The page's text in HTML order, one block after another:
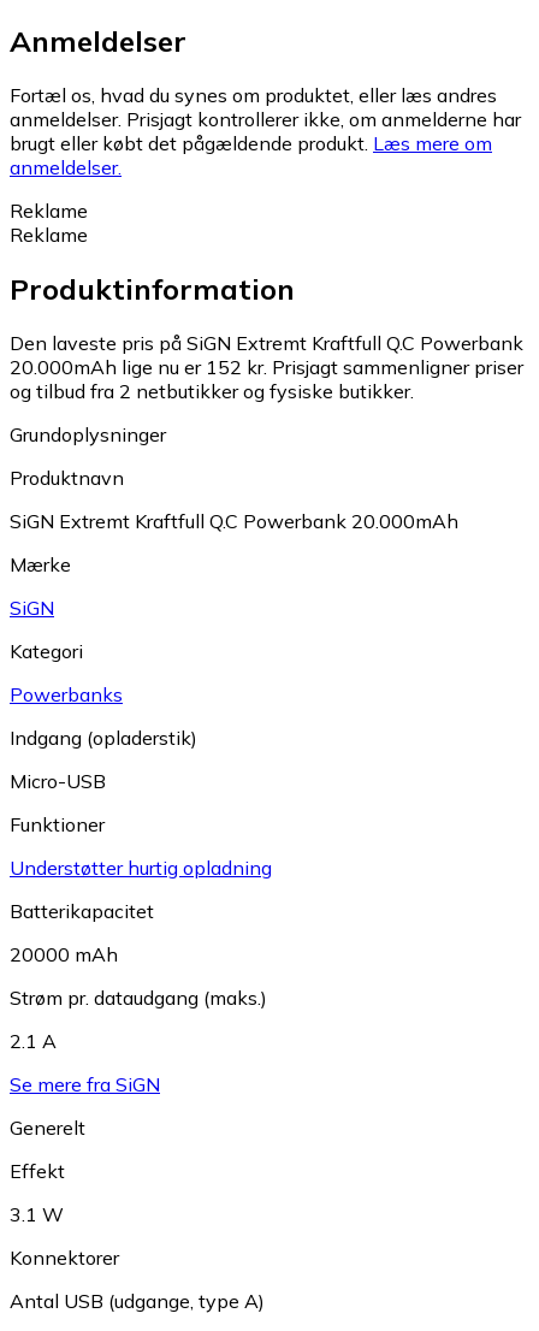
Anmeldelser
Fortæl os, hvad du synes om produktet, eller læs andres
anmeldelser. Prisjagt kontrollerer ikke, om anmelderne har
brugt eller købt det pågældende produkt. Læs mere om
anmeldelser.
Reklame
Reklame
Produktinformation
Den laveste pris på SiGN Extremt Kraftfull Q.C Powerbank
20.000mAh lige nu er 152 kr. Prisjagt sammenligner priser
og tilbud fra 2 netbutikker og fysiske butikker.
Grundoplysninger
Produktnavn
SiGN Extremt Kraftfull Q.C Powerbank 20.000mAh
Mærke
SiGN
Kategori
Powerbanks
Indgang (opladerstik)
Micro-USB
Funktioner
Understøtter hurtig opladning
Batterikapacitet
20000 mAh
Strøm pr. dataudgang (maks.)
2.1 A
Se mere fra SiGN
Generelt
Effekt
3.1 W
Konnektorer
Antal USB (udgange, type A)